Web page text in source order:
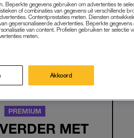
PISTOOL
VERTELD'
VAN NAZMIYE
NAZMIYE ORAL
PREMIUM
MET
Beperkte gegevens gebruiken om advertenties te
of combinaties van gegevens uit verschillende
Contentprestaties meten. Diensten
gepersonaliseerde advertenties. Beperkte
van content. Profielen gebruiken ter selectie
meten.
Akkoord